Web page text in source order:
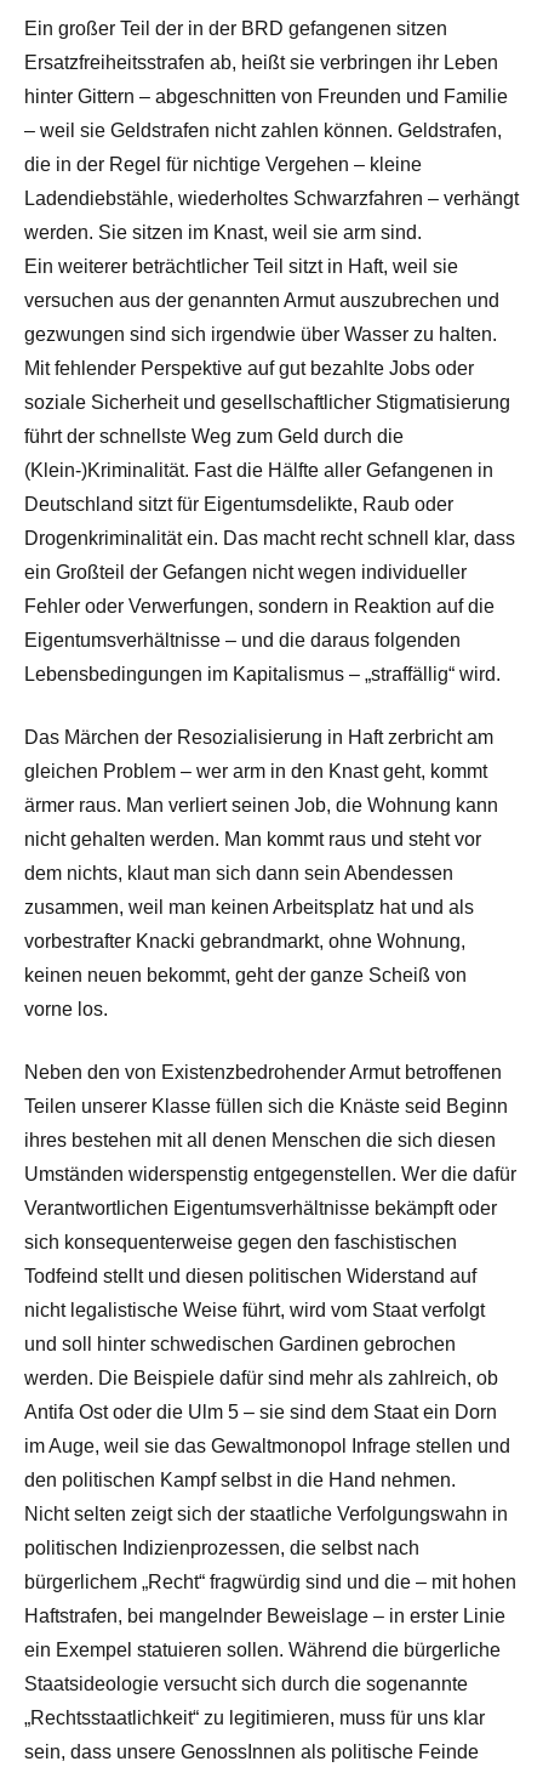
Ein großer Teil der in der BRD gefangenen sitzen
Ersatzfreiheitsstrafen ab, heißt sie verbringen ihr Leben
hinter Gittern – abgeschnitten von Freunden und Familie
– weil sie Geldstrafen nicht zahlen können. Geldstrafen,
die in der Regel für nichtige Vergehen – kleine
Ladendiebstähle, wiederholtes Schwarzfahren – verhängt
werden. Sie sitzen im Knast, weil sie arm sind.
Ein weiterer beträchtlicher Teil sitzt in Haft, weil sie
versuchen aus der genannten Armut auszubrechen und
gezwungen sind sich irgendwie über Wasser zu halten.
Mit fehlender Perspektive auf gut bezahlte Jobs oder
soziale Sicherheit und gesellschaftlicher Stigmatisierung
führt der schnellste Weg zum Geld durch die
(Klein-)Kriminalität. Fast die Hälfte aller Gefangenen in
Deutschland sitzt für Eigentumsdelikte, Raub oder
Drogenkriminalität ein. Das macht recht schnell klar, dass
ein Großteil der Gefangen nicht wegen individueller
Fehler oder Verwerfungen, sondern in Reaktion auf die
Eigentumsverhältnisse – und die daraus folgenden
Lebensbedingungen im Kapitalismus – „straffällig“ wird.
Das Märchen der Resozialisierung in Haft zerbricht am
gleichen Problem – wer arm in den Knast geht, kommt
ärmer raus. Man verliert seinen Job, die Wohnung kann
nicht gehalten werden. Man kommt raus und steht vor
dem nichts, klaut man sich dann sein Abendessen
zusammen, weil man keinen Arbeitsplatz hat und als
vorbestrafter Knacki gebrandmarkt, ohne Wohnung,
keinen neuen bekommt, geht der ganze Scheiß von
vorne los.
Neben den von Existenzbedrohender Armut betroffenen
Teilen unserer Klasse füllen sich die Knäste seid Beginn
ihres bestehen mit all denen Menschen die sich diesen
Umständen widerspenstig entgegenstellen. Wer die dafür
Verantwortlichen Eigentumsverhältnisse bekämpft oder
sich konsequenterweise gegen den faschistischen
Todfeind stellt und diesen politischen Widerstand auf
nicht legalistische Weise führt, wird vom Staat verfolgt
und soll hinter schwedischen Gardinen gebrochen
werden. Die Beispiele dafür sind mehr als zahlreich, ob
Antifa Ost oder die Ulm 5 – sie sind dem Staat ein Dorn
im Auge, weil sie das Gewaltmonopol Infrage stellen und
den politischen Kampf selbst in die Hand nehmen.
Nicht selten zeigt sich der staatliche Verfolgungswahn in
politischen Indizienprozessen, die selbst nach
bürgerlichem „Recht“ fragwürdig sind und die – mit hohen
Haftstrafen, bei mangelnder Beweislage – in erster Linie
ein Exempel statuieren sollen. Während die bürgerliche
Staatsideologie versucht sich durch die sogenannte
„Rechtsstaatlichkeit“ zu legitimieren, muss für uns klar
sein, dass unsere GenossInnen als politische Feinde